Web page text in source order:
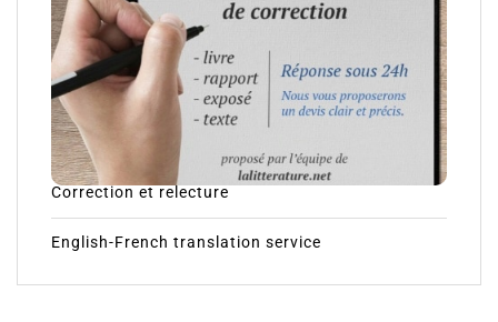
Correction et relecture
English-French translation service